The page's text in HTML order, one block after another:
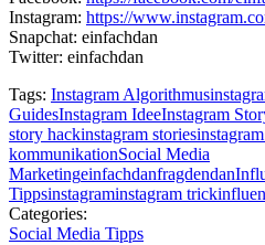
Instagram: https://
Snapchat: einfachdan
Twitter: einfachdan
Tags: Instagram Algorithmus
GuidesInstagram IdeeInstagram
story hackinstagram stories
kommunikationSocial Media
Marketingeinfachdanfragdendan
Tippsinstagraminstagram trick
Categories:
Social Media Tipps